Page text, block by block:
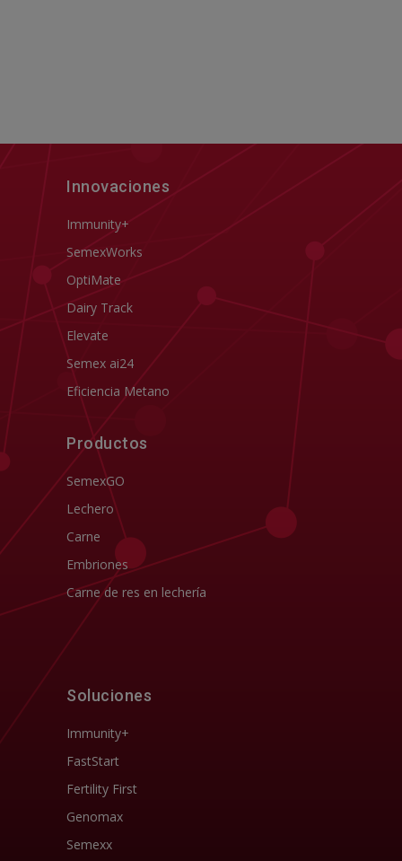
Innovaciones
Immunity+
SemexWorks
OptiMate
Dairy Track
Elevate
Semex ai24
Eficiencia Metano
Productos
SemexGO
Lechero
Carne
Embriones
Carne de res en lechería
Soluciones
Immunity+
FastStart
Fertility First
Genomax
Semexx